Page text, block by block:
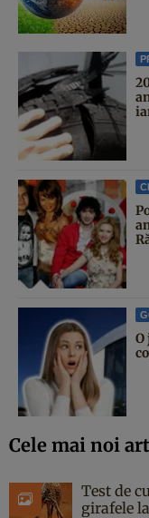
Cele mai noi
Test de
girafele